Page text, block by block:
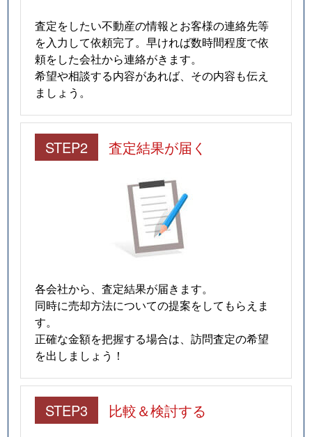
査定をしたい不動産の情報とお客様の連絡先等
を入力して依頼完了。早ければ数時間程度で依
頼をした会社から連絡がきます。
希望や相談する内容があれば、その内容も伝え
ましょう。
STEP2 査定結果が届く
各会社から、査定結果が届きます。
同時に売却方法についての提案をしてもらえま
す。
正確な金額を把握する場合は、訪問査定の希望
を出しましょう！
STEP3 比較＆検討する